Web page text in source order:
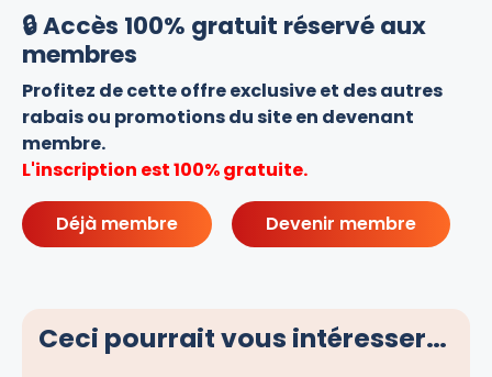
🔒 Accès 100% gratuit réservé aux
membres
Profitez de cette offre exclusive et des autres
rabais ou promotions du site en devenant
membre.
L'inscription est 100% gratuite.
Déjà membre Devenir membre
Ceci pourrait vous intéresser…